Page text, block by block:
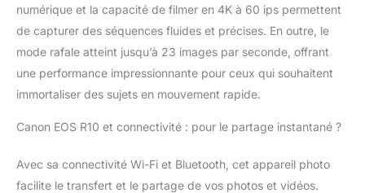
personnes, les
animaux et les
PHOTO COMPACT :
Léger et compact, cet
appareil photo camera
débutants. Il constitue
voyage idéal pour les
créateurs de contenu.
numérique et la capacité de filmer en 4K à 60 ips permettent
de capturer des séquences fluides et précises. En outre, le
mode rafale atteint jusqu’à 23 images par seconde, offrant
une performance impressionnante pour ceux qui souhaitent
immortaliser des sujets en mouvement rapide.
Canon EOS R10 et connectivité : pour le partage instantané ?
Avec sa connectivité Wi-Fi et Bluetooth, cet appareil photo
facilite le transfert et le partage de vos photos et vidéos.